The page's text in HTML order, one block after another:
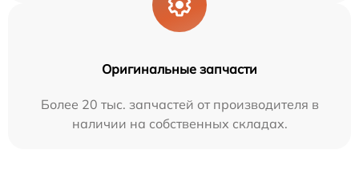
Оригинальные запчасти
Более 20 тыс. запчастей от производителя в
наличии на собственных складах.